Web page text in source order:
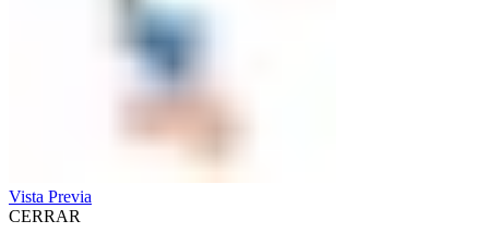
Vista Previa
CERRAR